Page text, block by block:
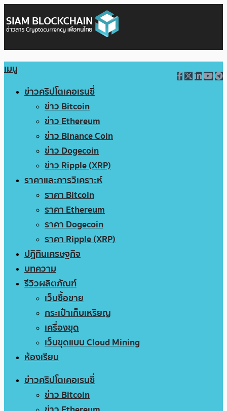
เมนู
ข่าวคริปโตเคอเรนซี่
ข่าว Bitcoin
ข่าว Ethereum
ข่าว Binance Coin
ข่าว Dogecoin
ข่าว Ripple (XRP)
ราคาและการวิเคราะห์
ราคา Bitcoin
ราคา Ethereum
ราคา Dogecoin
ราคา Ripple (XRP)
ปฏิทินเศรษฐกิจ
บทความ
รีวิวผลิตภัณฑ์
เว็บซื้อขาย
กระเป๋าเก็บเหรียญ
เครื่องขุด
เว็บขุดแบบ Cloud Mining
ห้องเรียน
ข่าวคริปโตเคอเรนซี่
ข่าว Bitcoin